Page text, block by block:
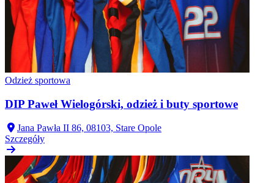
Odzież sportowa
DIP Paweł Wielogórski, odzież i buty sportowe
Jana Pawła II 86, 08103, Stare Opole
Szczegóły